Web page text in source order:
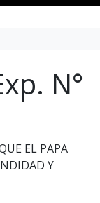
N°
EL PAPA
Y